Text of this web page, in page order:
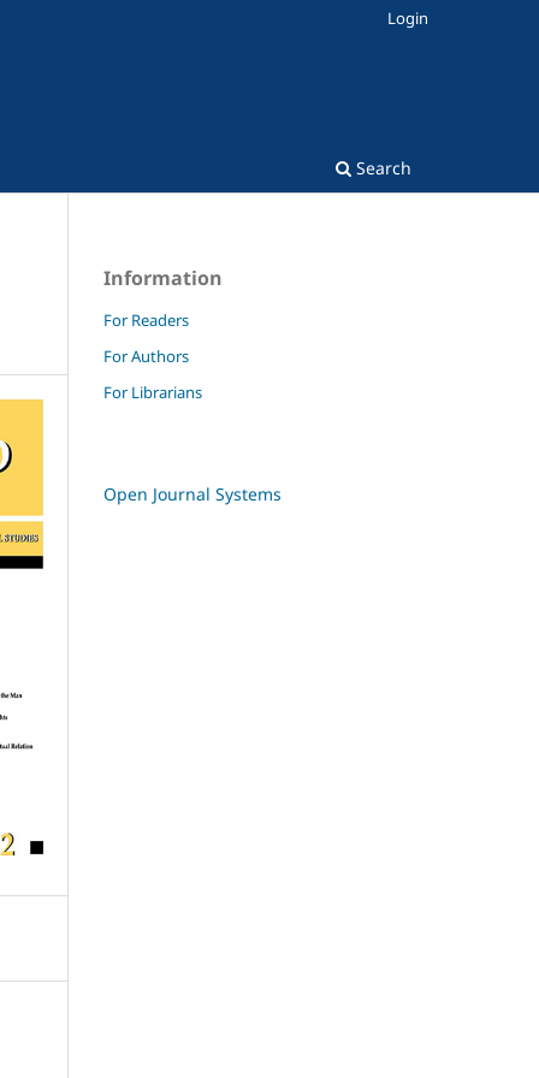
Search
Login
Information
For Readers
For Authors
For Librarians
Open Journal Systems